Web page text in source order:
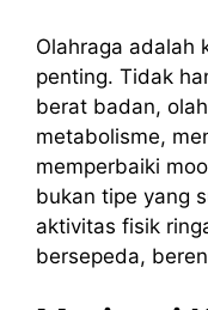
Olahraga adalah
penting. Tidak
berat badan,
metabolisme,
memperbaiki
bukan tipe yang
aktivitas fisik
bersepeda,